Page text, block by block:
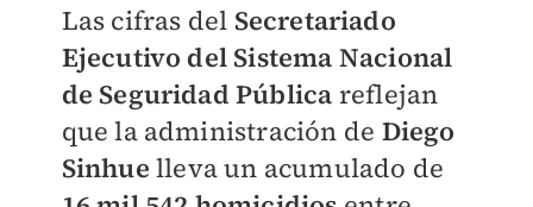
Las cifras del Secretariado
Ejecutivo del Sistema Nacional
de Seguridad Pública reflejan
que la administración de Diego
Sinhue lleva un acumulado de